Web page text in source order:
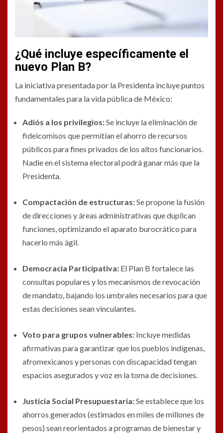
¿Qué incluye específicamente el
nuevo Plan B?
La iniciativa presentada por la Presidenta incluye puntos
fundamentales para la vida pública de México:
Adiós a los privilegios:Se incluye la eliminación de
fideicomisos que permitían el ahorro de recursos
públicos para fines privados de los altos funcionarios.
Nadie en el sistema electoral podrá ganar más que la
Presidenta.
Compactación de estructuras:Se propone la fusión
de direcciones y áreas administrativas que duplican
funciones, optimizando el aparato burocrático para
hacerlo más ágil.
Democracia Participativa: El Plan B fortalece las
consultas populares y los mecanismos de revocación
de mandato, bajando los umbrales necesarios para que
estas decisiones sean vinculantes.
Voto para grupos vulnerables: Incluye medidas
afirmativas para garantizar que los pueblos indígenas,
afromexicanos y personas con discapacidad tengan
espacios asegurados y voz en la toma de decisiones.
Justicia Social Presupuestaria:Se establece que los
ahorros generados (estimados en miles de millones de
pesos) sean reorientados a programas de bienestar y